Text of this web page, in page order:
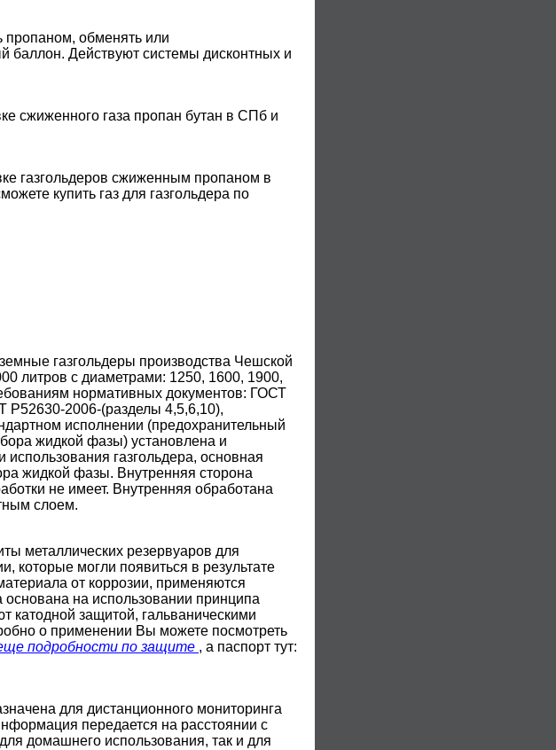
пропаном, обменять или
баллон. Действуют системы дисконтных и
сжиженного газа пропан бутан в СПб и
газгольдеров сжиженным пропаном в
купить газ для газгольдера по
газгольдеры производства Чешской
литров с диаметрами: 1250, 1600, 1900,
нормативных документов: ГОСТ
2006-(разделы 4,5,6,10),
исполнении (предохранительный
жидкой фазы) установлена и
газгольдера, основная
жидкой фазы. Внутренняя сторона
не имеет. Внутренняя обработана
слоем.
металлических резервуаров для
которые могли появиться в результате
от коррозии, применяются
на использовании принципа
катодной защитой, гальваническими
о применении Вы можете посмотреть
подробности по защите , а паспорт тут:
для дистанционного мониторинга
передается на расстоянии с
домашнего использования, так и для